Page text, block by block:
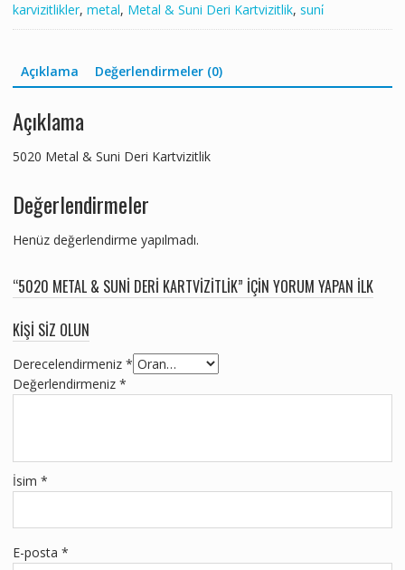
karvizitlikler, metal, Metal & Suni Deri Kartvizitlik, suni̇
Açıklama Değerlendirmeler (0)
Açıklama
5020 Metal & Suni Deri Kartvizitlik
Değerlendirmeler
Henüz değerlendirme yapılmadı.
“5020 METAL & SUNI DERI KARTVIZITLIK” IÇIN YORUM YAPAN ILK
KIŞI SIZ OLUN
Derecelendirmeniz *
Değerlendirmeniz *
İsim *
E-posta *